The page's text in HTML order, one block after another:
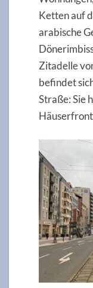
Ketten auf
arabische
Zitadelle
befindet
Straße: Sie